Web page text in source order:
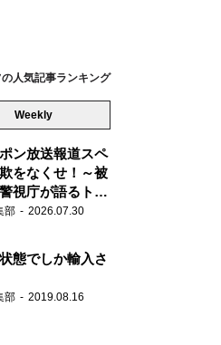
の人気記事ランキング
Weekly
ン放送報道スペ
をなくせ！～被
視庁が語るトク
放送
部 2026.07.30
態でしか輸入さ
部 2019.08.16